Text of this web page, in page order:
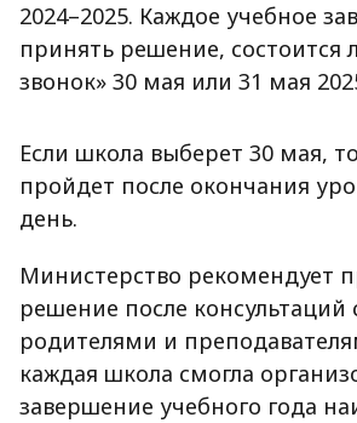
2024–2025. Каждое учебное
принять решение, состоится
звонок» 30 мая или 31 мая
Если школа выберет 30 мая,
пройдет после окончания
день.
Министерство рекомендует
решение после консультаций
родителями и
каждая школа смогла
завершение учебного года